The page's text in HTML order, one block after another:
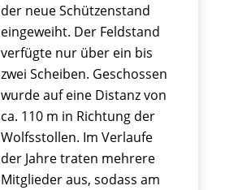
der neue Schützenstand
eingeweiht. Der Feldstand
verfügte nur über ein bis
zwei Scheiben. Geschossen
wurde auf eine Distanz von
ca. 110 m in Richtung der
Wolfsstollen. Im Verlaufe
der Jahre traten mehrere
Mitglieder aus, sodass am